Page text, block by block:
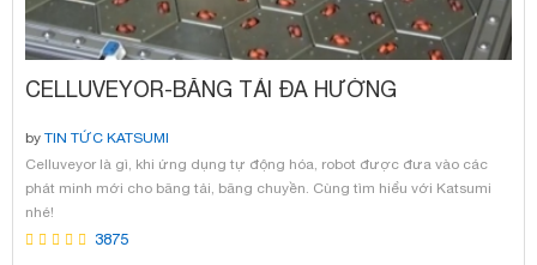
CELLUVEYOR-BĂNG TẢI ĐA HƯỚNG
by TIN TỨC KATSUMI
Celluveyor là gì, khi ứng dụng tự động hóa, robot được đưa vào các
phát minh mới cho băng tải, băng chuyền. Cùng tìm hiểu với Katsumi
nhé!
3875